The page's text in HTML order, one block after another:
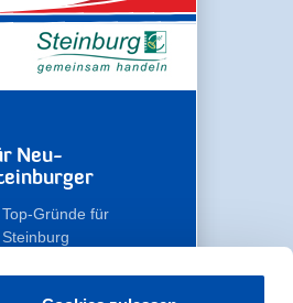
Neu-
Top-Gründe für
Steinburg